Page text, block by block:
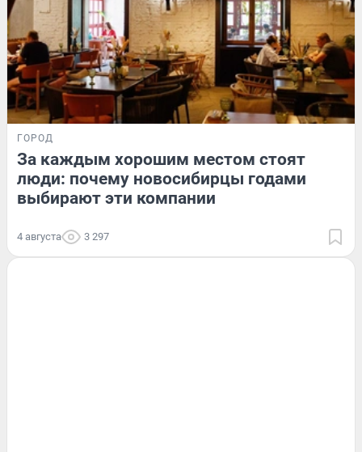
ГОРОД
За каждым хорошим местом стоят
люди: почему новосибирцы годами
выбирают эти компании
4 августа 3 297